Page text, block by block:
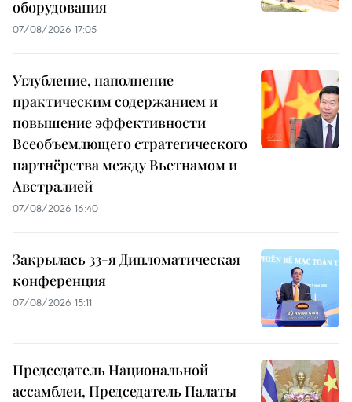
оборудования
07/08/2026 17:05
Углубление, наполнение
практическим содержанием и
повышение эффективности
Всеобъемлющего стратегического
партнёрства между Вьетнамом и
Австралией
07/08/2026 16:40
Закрылась 33-я Дипломатическая
конференция
07/08/2026 15:11
Председатель Национальной
ассамблеи, Председатель Палаты